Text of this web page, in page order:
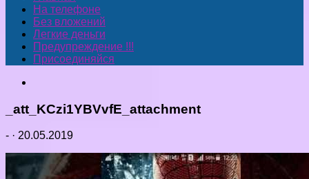
На телефоне
Без вложений
Легкие деньги
Предупреждение !!!
Присоединяйся
_att_KCzi1YBVvfE_attachment
- · 20.05.2019